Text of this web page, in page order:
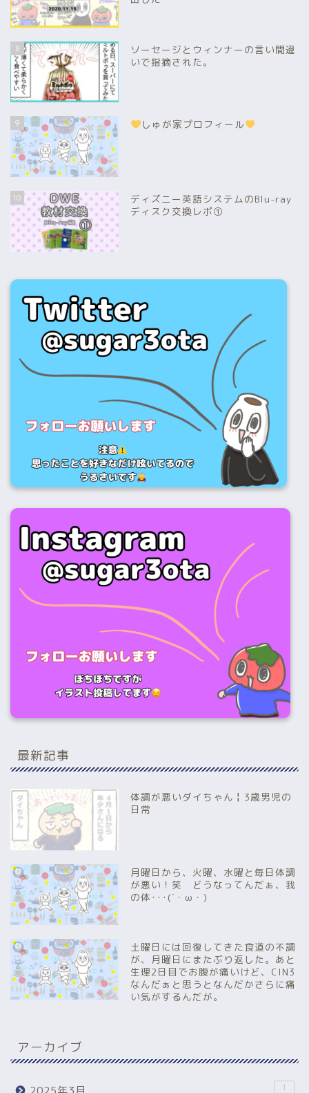
8
ソーセージとウィンナーの言い間違
いで指摘された。
9 しゅが家プロフィール
10
ディズニー英語システムのBlu-ray
ディスク交換レポ①
最新記事
体調が悪いダイちゃん╏3歳男児の
日常
月曜日から、火曜、水曜と毎日体調
が悪い！笑 どうなってんだぁ、我
の体･･･(´・ω・)
土曜日には回復してきた食道の不調
が、月曜日にまたぶり返した。あと
生理2日目でお腹が痛いけど、CIN3
なんだぁと思うとなんだかさらに痛
い気がするんだが。
アーカイブ
1